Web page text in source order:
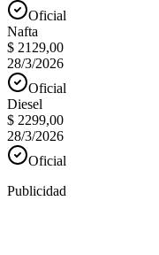
Oficial
Nafta
$ 2129,00
28/3/2026
Oficial
Diesel
$ 2299,00
28/3/2026
Oficial
Publicidad